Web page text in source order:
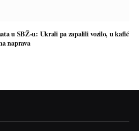
u SBŽ-u: Ukrali pa zapalili vozilo, u kafić
naprava